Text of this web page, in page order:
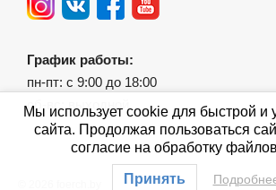
График работы:
пн-пт: с 9:00 до 18:00
сб-вс: выходной
Мы использует cookie для быстрой и
сайта. Продолжая пользоваться
согласие на обработку
Принять